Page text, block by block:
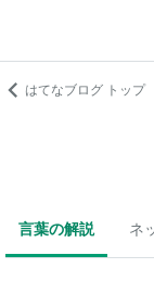
はてなブログ トップ
言葉の解説 ネ